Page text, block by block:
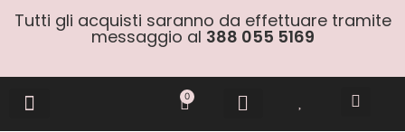
Tutti gli acquisti saranno da effettuare tramite
messaggio al 388 055 5169
0